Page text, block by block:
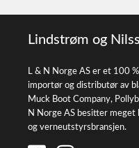
Lindstrøm og
L & N Norge AS er et 100
importør og distributør av
Muck Boot Company,
N Norge AS besitter
og verneutstyrsbransjen.